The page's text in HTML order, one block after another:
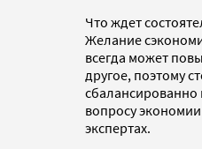
Что ждет
Желание
всегда может
другое, поэтому
сбалансированно
вопросу экономии
экспертах.